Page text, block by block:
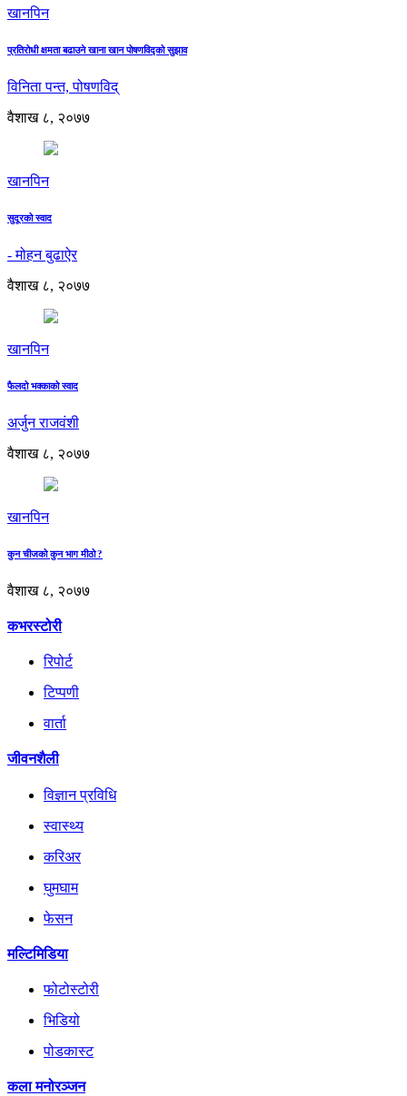
खानपिन
प्रतिरोधी क्षमता बढाउने खाना खान पोषणविद्को सुझाव
विनिता पन्त, पोषणविद्
वैशाख ८, २०७७
खानपिन
सुदूरको स्वाद
- मोहन बुढाऐर
वैशाख ८, २०७७
खानपिन
फैलदो भक्काको स्वाद
अर्जुन राजवंशी
वैशाख ८, २०७७
खानपिन
कुन चीजको कुन भाग मीठो ?
वैशाख ८, २०७७
कभरस्टोरी
रिपोर्ट
टिप्पणी
वार्ता
जीवनशैली
विज्ञान प्रविधि
स्वास्थ्य
करिअर
घुमघाम
फेसन
मल्टिमिडिया
फोटोस्टोरी
भिडियो
पोडकास्ट
कला मनोरञ्जन